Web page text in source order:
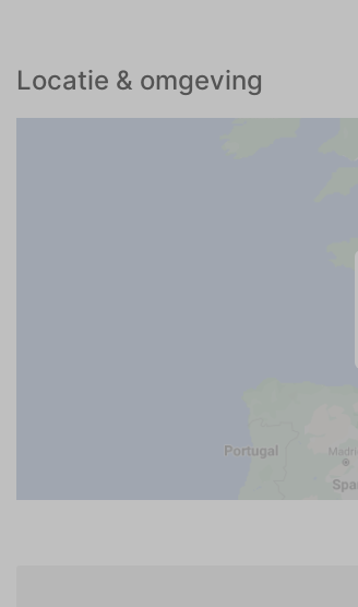
Locatie & omgeving